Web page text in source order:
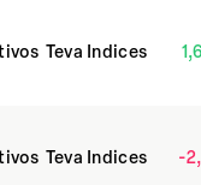
Teva Indices
Teva Indices -